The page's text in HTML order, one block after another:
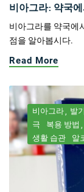
비아그라: 약국
비아그라를 약국에
점을 알아봅시다.
Read More
비아그라 발
극
복용 방법
생활 습관
알